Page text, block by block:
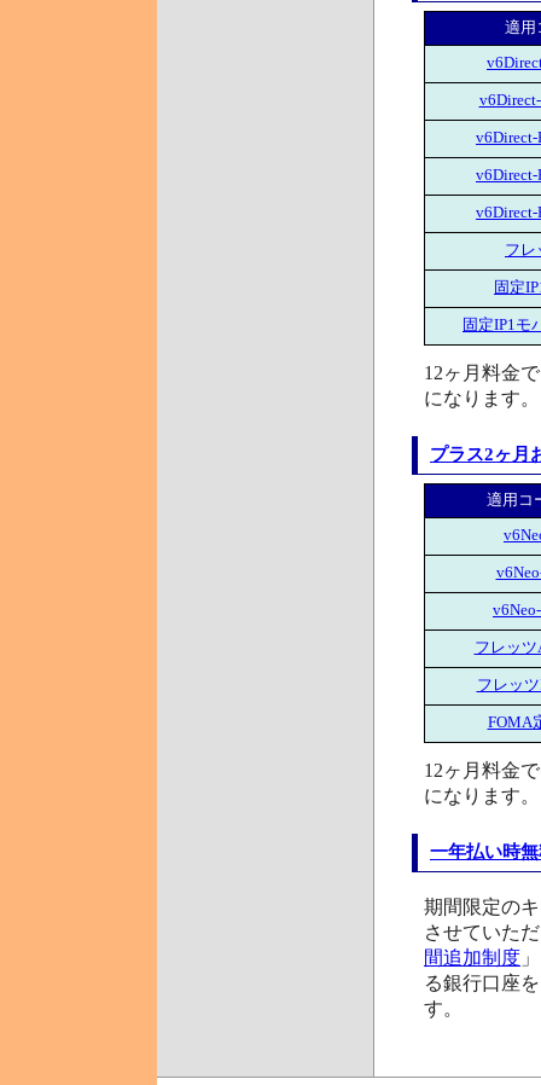
適用
v6Direct-
v6Direct-
v6Direct-
フレ
固定
固定IP1モ
12ヶ月料金
になります。
プラス2ヶ月
適用コ
フレッツ
フレッ
FOMA
12ヶ月料金
になります。
一年払い時
期間限定の
させていた
間追加制度
る銀行口座
す。